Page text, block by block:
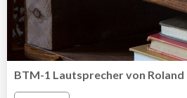
BTM-1 Lautsprecher von